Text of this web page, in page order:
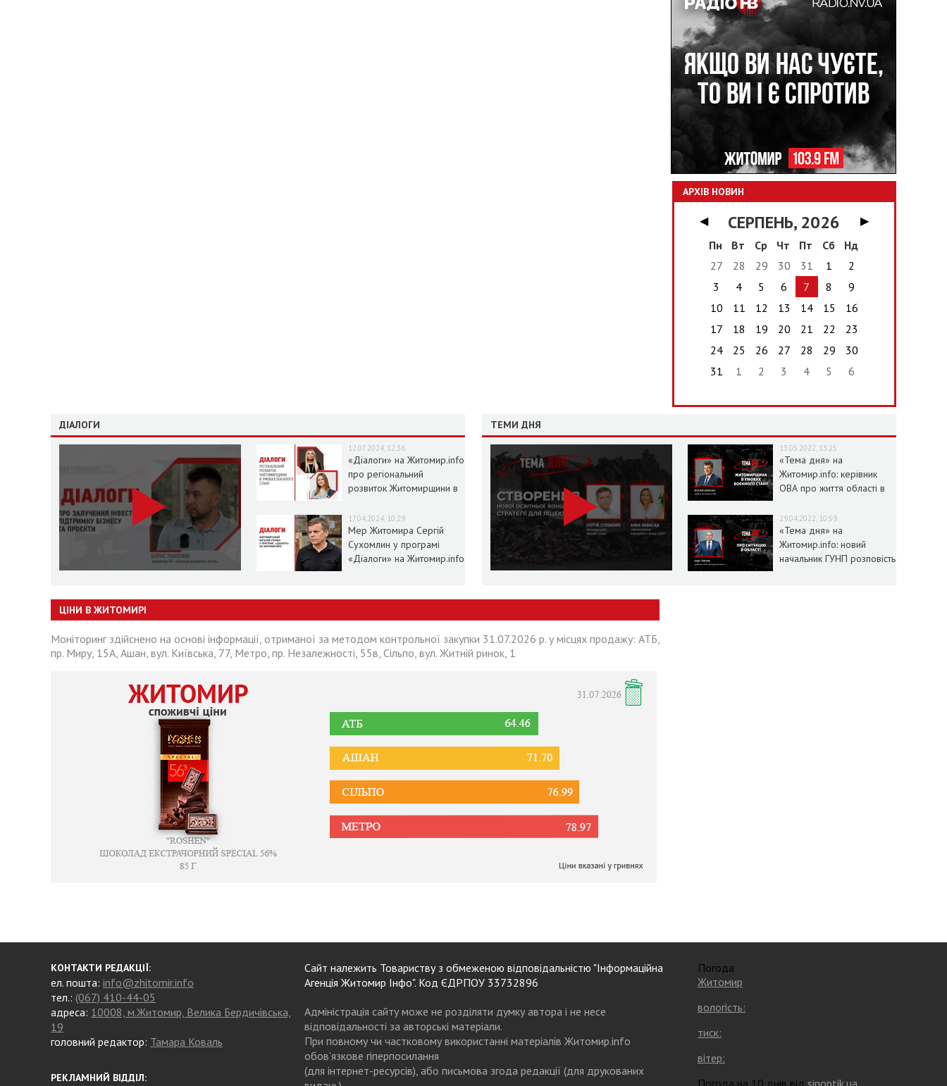
АРХІВ НОВИН
◀ СЕРПЕНЬ, 2026
▶
Пн
Вт Ср Чт Пт Сб
Нд
27
28 29 30 31 1
2
3
4 5 6 7 8
9
10
11 12 13 14 15
16
17
18 19 20 21 22
23
24
25 26 27 28 29
30
31
1 2 3 4 5 6
ДІАЛОГИ
12.07.2024, 12:36
«Діалоги» на Житомир.info
про регіональний
розвиток Житомирщини в
17.04.2024, 10:29
Мер Житомира Сергій
Сухомлин у програмі
«Діалоги» на Житомир.info
ТЕМИ ДНЯ
13.05.2022, 13:25
«Тема дня» на
Житомир.info: керівник
ОВА про життя області в
29.04.2022, 10:59
«Тема дня» на
Житомир.info: новий
начальник ГУНП розповість
ЦІНИ В ЖИТОМИРІ
Моніторинг здійснено на основі інформації, отриманої за методом контрольної закупки 31.07.2026 р. у місцях продажу: АТБ,
пр. Миру, 15А, Ашан, вул. Київська, 77, Метро, пр. Незалежності, 55в, Сільпо, вул. Житній ринок, 1
КОНТАКТИ РЕДАКЦІЇ:
ел. пошта: info@zhitomir.info
тел.: (067) 410-44-05
адреса: 10008, м.Житомир, Велика Бердичівська,
19
головний редактор: Тамара Коваль
РЕКЛАМНИЙ ВІДДІЛ:
Сайт належить Товариству з обмеженою відповідальністю "Інформаційна
Агенція Житомир Інфо". Код ЄДРПОУ 33732896
Адміністрація сайту може не розділяти думку автора і не несе
відповідальності за авторські матеріали.
При повному чи частковому використанні матеріалів Житомир.info
обов’язкове гіперпосилання
(для інтернет-ресурсів), або письмова згода редакції (для друкованих
Погода
Житомир
вологість:
тиск:
вітер:
Погода на 10 днів від sinoptik.ua